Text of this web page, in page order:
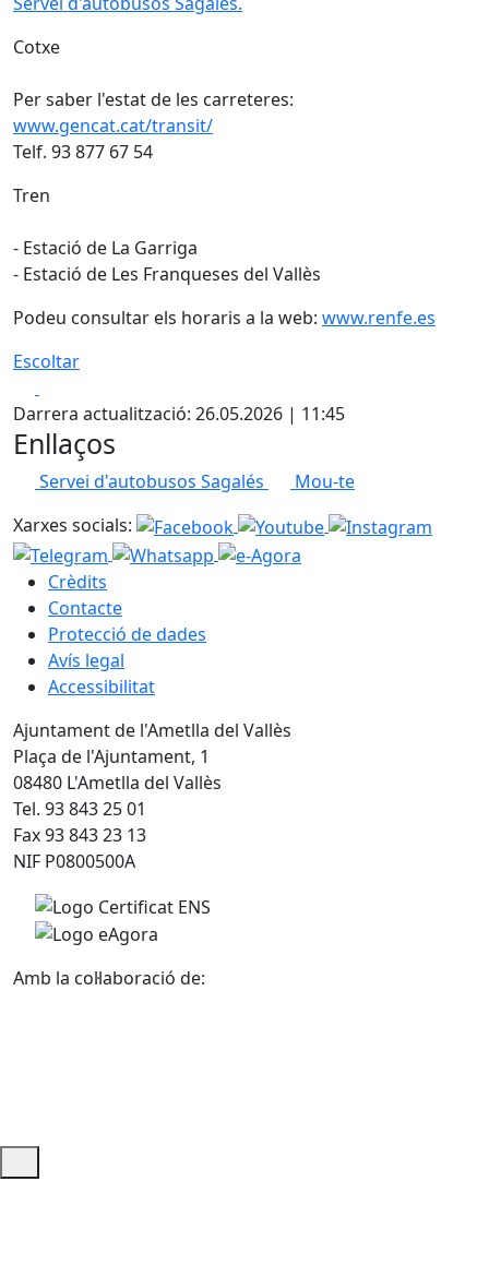
Cotxe
Per saber l'estat de les carreteres:
www.gencat.cat/transit/
Telf. 93 877 67 54
Tren
- Estació de La Garriga
- Estació de Les Franqueses del Vallès
Podeu consultar els horaris a la web: www.renfe.es
Escoltar
Darrera actualització: 26.05.2026 | 11:45
Enllaços
Servei d'autobusos Sagalés
Mou-te
Xarxes socials:
Crèdits
Contacte
Protecció de dades
Avís legal
Accessibilitat
Ajuntament de l'Ametlla del Vallès
Plaça de l'Ajuntament, 1
08480 L'Ametlla del Vallès
Tel. 93 843 25 01
Fax 93 843 23 13
NIF P0800500A
Amb la col·laboració de:
Ajuda i accés ràpid